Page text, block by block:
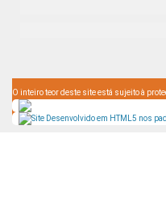
O inteiro teor deste site está sujeito à